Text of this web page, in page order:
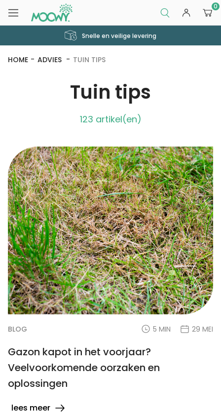
0
Snelle en veilige levering
HOME ADVIES TUIN TIPS
Tuin tips
123 artikel(en)
BLOG 5 MIN 29 MEI
Gazon kapot in het voorjaar?
Veelvoorkomende oorzaken en
oplossingen
lees meer